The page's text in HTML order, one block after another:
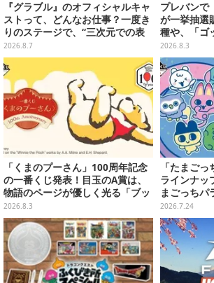
『グラブル』のオフィシャルキャ
ストって、どんなお仕事？一度き
りのステージで、“三次元での表
現”に全力を懸けるキャスト陣の
舞台裏【インタビュー】
2026.8.7
プレバンで
が一挙抽選
種や、「ゴ
グ」も
2026.8.3
「くまのプーさん」100周年記念
の一番くじ発表！目玉のA賞は、
物語のページが優しく光る「ブッ
クシェイプドライト」
2026.8.3
「たまご
ラインナッ
まごっちパ
ビッグサイ
ロック
2026.7.24